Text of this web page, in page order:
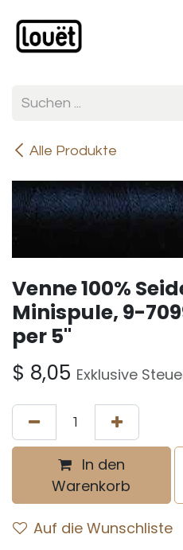
Alle Produkte
Venne 100%
Minispule, 9-
per 5"
$ 8,05 Exklusive
In den
Warenkorb
Auf die Wunschliste